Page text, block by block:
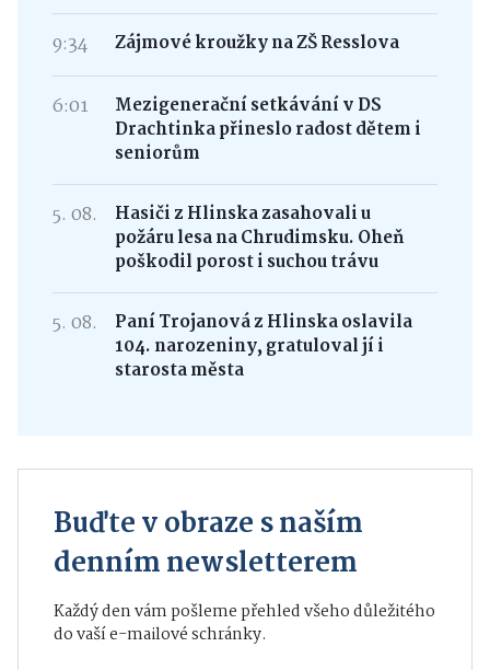
9:34 Zájmové kroužky na ZŠ Resslova
6:01
Mezigenerační setkávání v DS
Drachtinka přineslo radost dětem i
seniorům
5. 08.
Hasiči z Hlinska zasahovali u
požáru lesa na Chrudimsku. Oheň
poškodil porost i suchou trávu
5. 08.
Paní Trojanová z Hlinska oslavila
104. narozeniny, gratuloval jí i
starosta města
Buďte v obraze s naším
denním newsletterem
Každý den vám pošleme přehled všeho důležitého
do vaší e-mailové schránky.